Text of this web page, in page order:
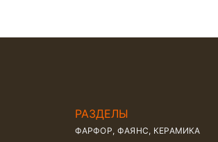
РАЗДЕЛЫ
ФАРФОР, ФАЯНС, КЕРАМИКА